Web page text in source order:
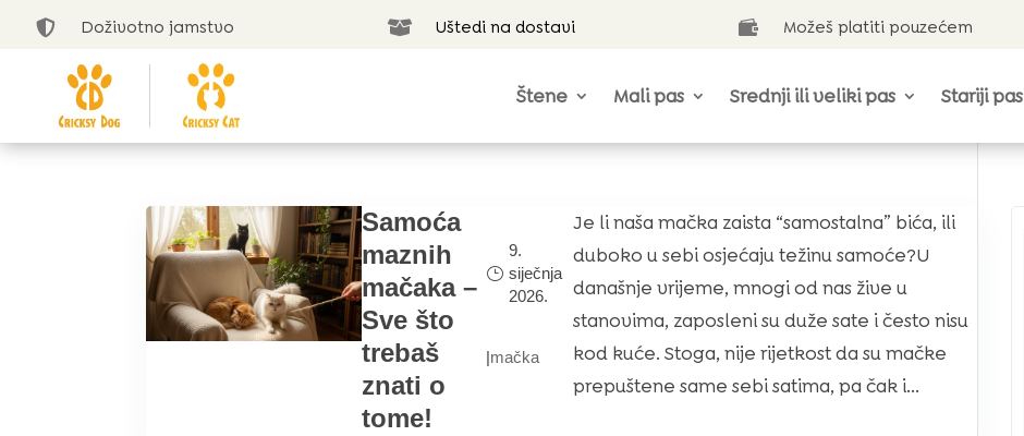
 Doživotno jamstvo  Uštedi na dostavi  Možeš platiti pouzećem
Štene Mali pas Srednji ili veliki pas Stariji pas
Samoća
maznih
mačaka –
Sve što
trebaš
znati o
tome!
9.
siječnja
2026.
|mačka
Je li naša mačka zaista “samostalna” bića, ili
duboko u sebi osjećaju težinu samoće?U
današnje vrijeme, mnogi od nas žive u
stanovima, zaposleni su duže sate i često nisu
kod kuće. Stoga, nije rijetkost da su mačke
prepuštene same sebi satima, pa čak i...